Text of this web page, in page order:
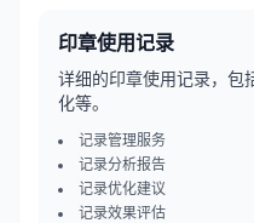
印章使用记录
详细的印章使用记录，包
化等。
记录管理服务
记录分析报告
记录优化建议
记录效果评估